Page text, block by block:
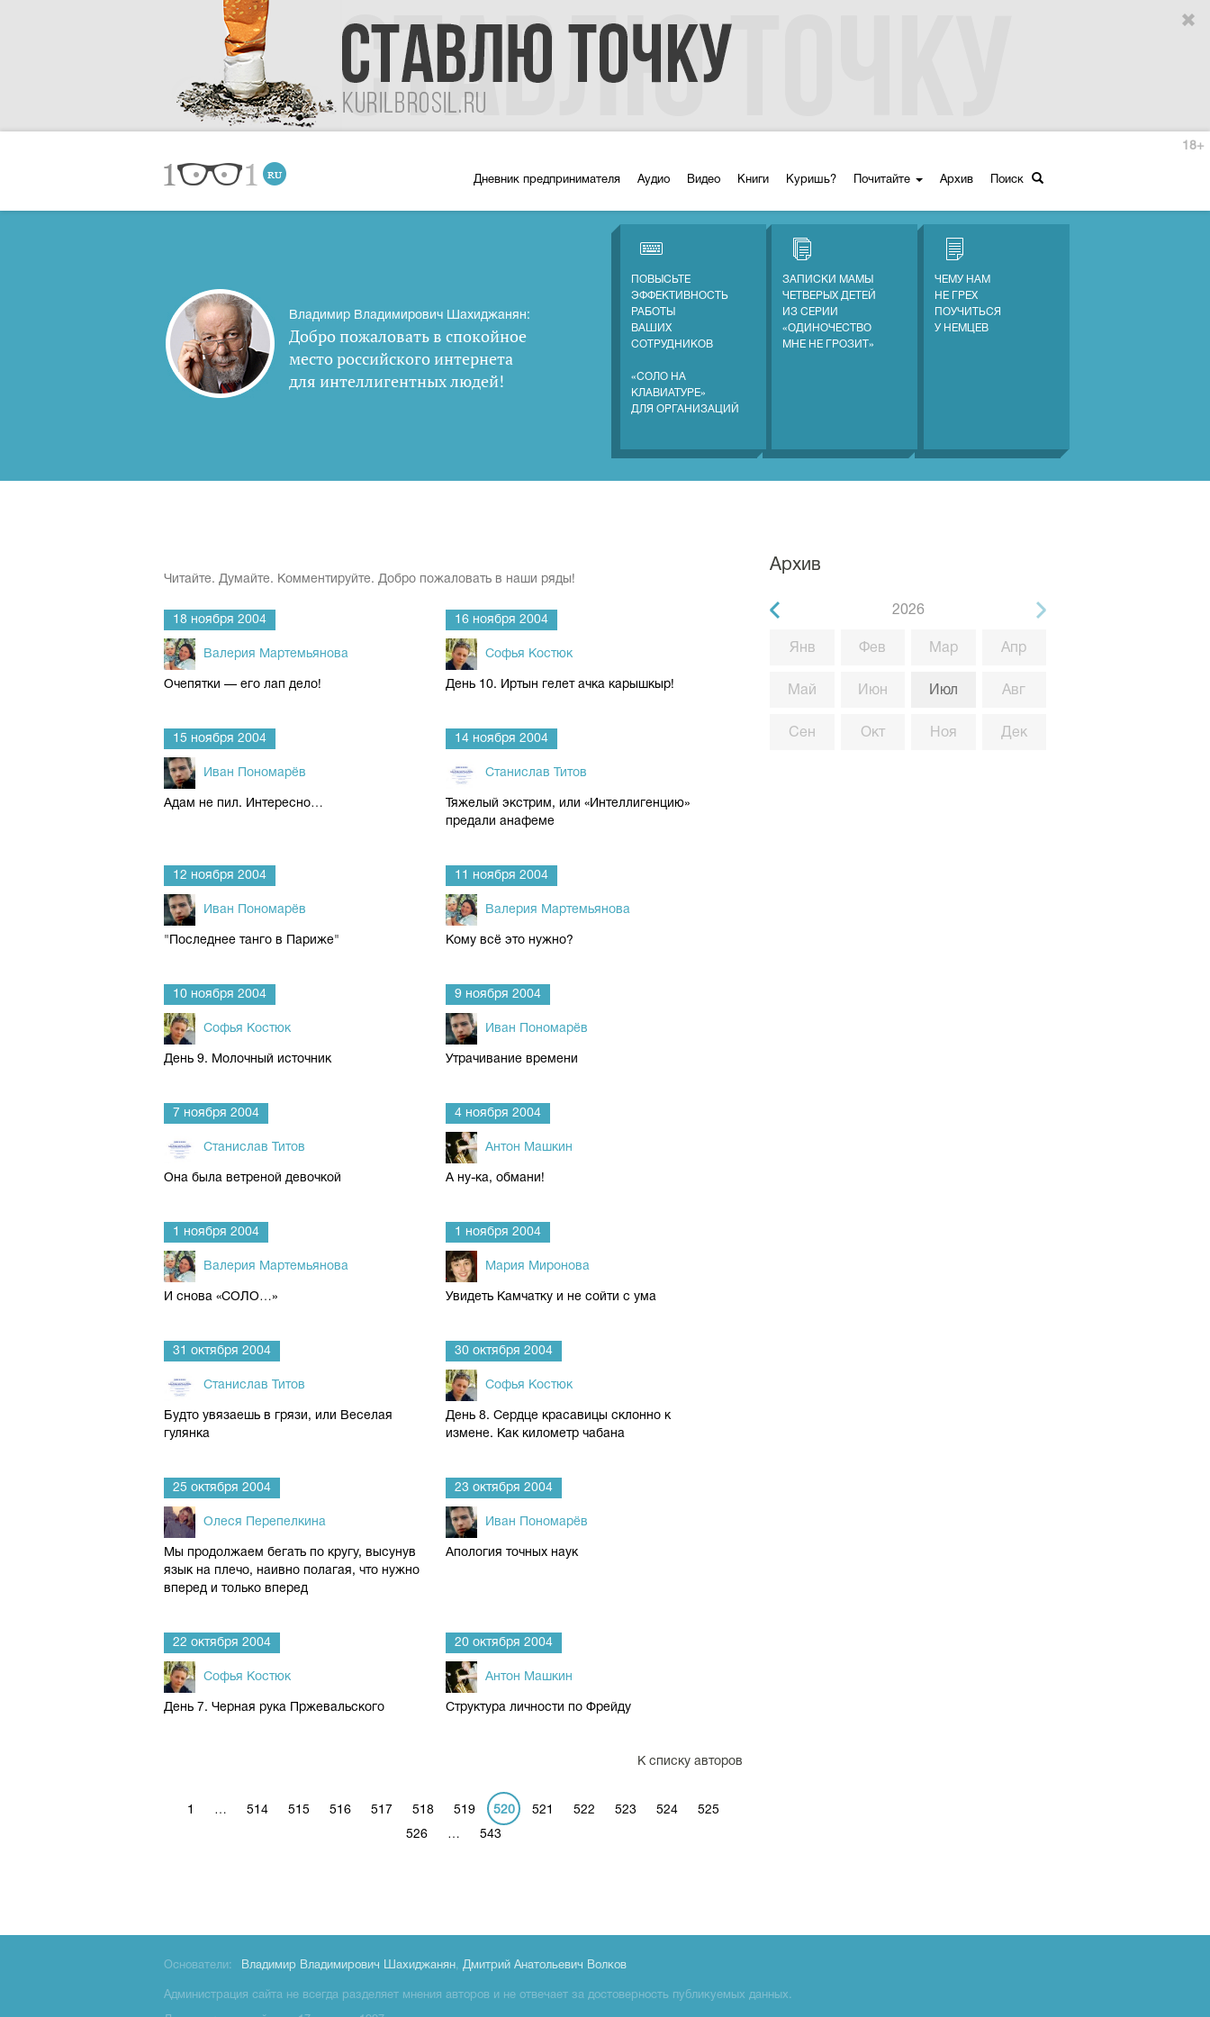
Дневник предпринимателя Аудио Видео Книги Куришь? Почитайте Архив Поиск
18+
Владимир Владимирович Шахиджанян:
Добро пожаловать в спокойное
место российского интернета
для интеллигентных людей!
ПОВЫСЬТЕ
ЭФФЕКТИВНОСТЬ
РАБОТЫ
ВАШИХ
СОТРУДНИКОВ
«СОЛО НА
КЛАВИАТУРЕ»
ДЛЯ ОРГАНИЗАЦИЙ
ЗАПИСКИ МАМЫ
ЧЕТВЕРЫХ ДЕТЕЙ
ИЗ СЕРИИ
«ОДИНОЧЕСТВО
МНЕ НЕ ГРОЗИТ»
ЧЕМУ НАМ
НЕ ГРЕХ
ПОУЧИТЬСЯ
У НЕМЦЕВ
Читайте. Думайте. Комментируйте. Добро пожаловать в наши ряды!
18 ноября 2004
Валерия Мартемьянова
Очепятки — его лап дело!
16 ноября 2004
Софья Костюк
День 10. Иртын гелет ачка карышкыр!
15 ноября 2004
Иван Пономарёв
Адам не пил. Интересно…
14 ноября 2004
Станислав Титов
Тяжелый экстрим, или «Интеллигенцию»
предали анафеме
12 ноября 2004
Иван Пономарёв
"Последнее танго в Париже"
11 ноября 2004
Валерия Мартемьянова
Кому всё это нужно?
10 ноября 2004
Софья Костюк
День 9. Молочный источник
9 ноября 2004
Иван Пономарёв
Утрачивание времени
7 ноября 2004
Станислав Титов
Она была ветреной девочкой
4 ноября 2004
Антон Машкин
А ну-ка, обмани!
1 ноября 2004
Валерия Мартемьянова
И снова «СОЛО…»
1 ноября 2004
Мария Миронова
Увидеть Камчатку и не сойти с ума
31 октября 2004
Станислав Титов
Будто увязаешь в грязи, или Веселая
гулянка
30 октября 2004
Софья Костюк
День 8. Сердце красавицы склонно к
измене. Как километр чабана
25 октября 2004
Олеся Перепелкина
Мы продолжаем бегать по кругу, высунув
язык на плечо, наивно полагая, что нужно
вперед и только вперед
23 октября 2004
Иван Пономарёв
Апология точных наук
22 октября 2004
Софья Костюк
День 7. Черная рука Пржевальского
20 октября 2004
Антон Машкин
Структура личности по Фрейду
К списку авторов
1 … 514 515 516 517 518 519 520 521 522 523 524 525
526 … 543
Архив
2026
Янв
Май
Сен
Фев
Июн
Окт
Мар
Июл
Ноя
Апр
Авг
Дек
Основатели: Владимир Владимирович Шахиджанян, Дмитрий Анатольевич Волков
Администрация сайта не всегда разделяет мнения авторов и не отвечает за достоверность публикуемых данных.